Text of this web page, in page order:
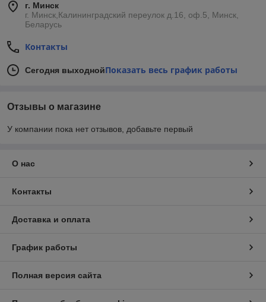
г. Минск
г. Минск,Калининградский переулок д.16, оф.5, Минск,
Беларусь
Контакты
Сегодня выходнойПоказать весь график работы
Отзывы о магазине
У компании пока нет отзывов, добавьте первый
О нас
Контакты
Доставка и оплата
График работы
Полная версия сайта